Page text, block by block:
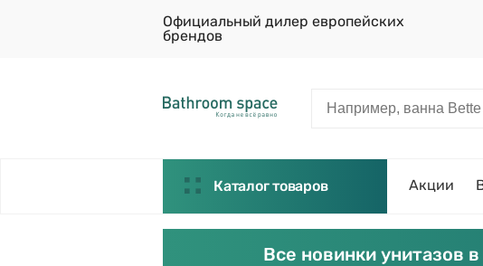
Официальный дилер европейских
брендов
Каталог товаров Акции
Все новинки унитазов